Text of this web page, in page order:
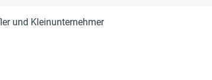
und Kleinunternehmer